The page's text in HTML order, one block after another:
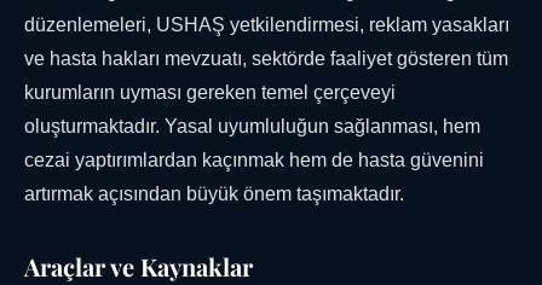
düzenlemeleri, USHAŞ yetkilendirmesi, reklam yasakları
ve hasta hakları mevzuatı, sektörde faaliyet gösteren tüm
kurumların uyması gereken temel çerçeveyi
oluşturmaktadır. Yasal uyumluluğun sağlanması, hem
cezai yaptırımlardan kaçınmak hem de hasta güvenini
artırmak açısından büyük önem taşımaktadır.
Araçlar ve Kaynaklar